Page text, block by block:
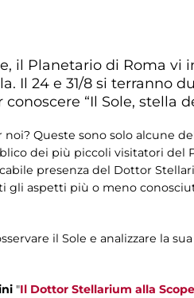
il Planetario di Roma vi
Il 24 e 31/8 si terranno
“Il Sole, stella
Queste sono solo alcune
dei più piccoli visitatori del
presenza del Dottor
aspetti più o meno
il Sole e analizzare la
"Il Dottor Stellarium alla